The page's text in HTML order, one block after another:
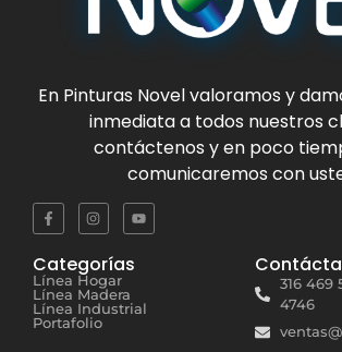
En Pinturas Novelvaloramos y
inmediata a todos nuestros
contáctenos y en poco
comunicaremos con
Categorías
Línea Hogar
Línea Madera
Línea Industrial
Portafolio
316 469
4746